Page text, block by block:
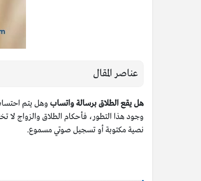
عناصر المقال
هل يقع الطلاق برسالة واتساب وهل يتم
وجود هذا التطور، فأحكام الطلاق والزواج
نصية مكتوبة أو تسجيل صوتي مسموع.